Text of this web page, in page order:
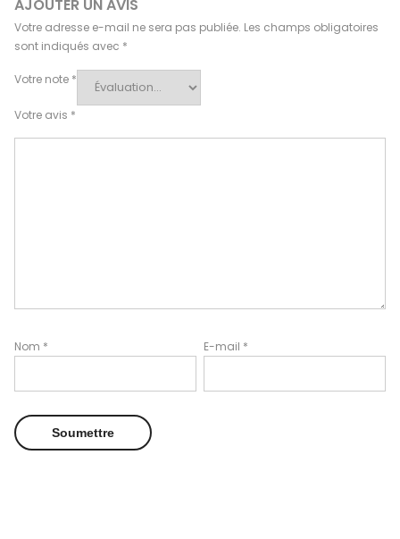
AJOUTER UN AVIS
Votre adresse e-mail ne sera pas publiée. Les champs obligatoires
sont indiqués avec *
Votre note *
Votre avis *
Nom * E-mail *